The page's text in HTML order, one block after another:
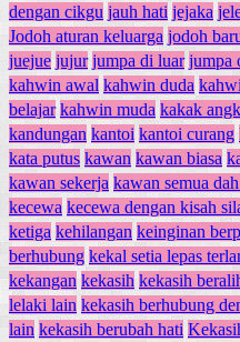
dengan cikgu jauh hati jejaka
Jodoh aturan keluarga jodoh
juejue jujur jumpa di luar jumpa
kahwin awal kahwin duda
belajar kahwin muda kakak
kandungan kantoi kantoi curang
kata putus kawan kawan biasa
kawan sekerja kawan semua
kecewa kecewa dengan kisah
ketiga kehilangan keinginan
berhubung kekal setia lepas
kekangan kekasih kekasih
lelaki lain kekasih berhubung
lain kekasih berubah hati